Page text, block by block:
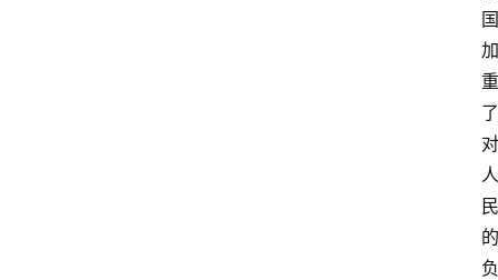
国
加
重
了
对
人
民
的
负